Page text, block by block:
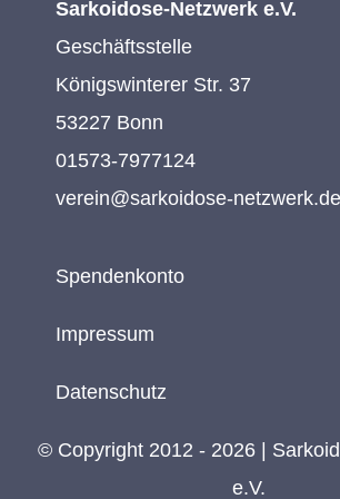
Sarkoidose-Netzwerk e.V.
Geschäftsstelle
Königswinterer Str. 37
53227 Bonn
01573-7977124
verein@sarkoidose-netzwerk.de
Spendenkonto
Impressum
Datenschutz
© Copyright 2012 - 2026 |
e.V.